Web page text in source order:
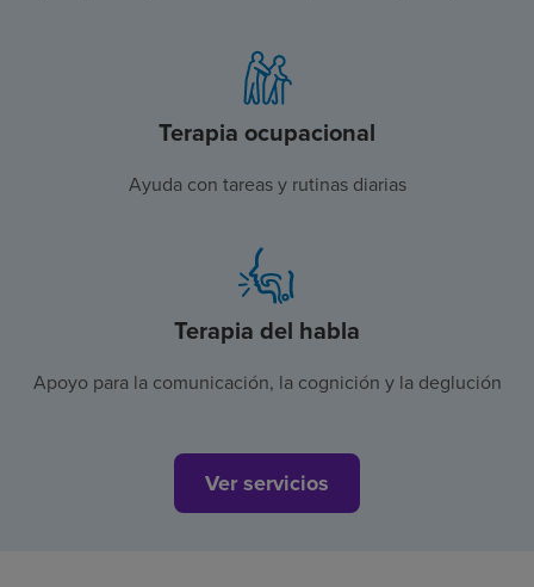
Terapia ocupacional
Ayuda con tareas y rutinas diarias
Terapia del habla
Apoyo para la comunicación, la cognición y la deglución
Ver servicios